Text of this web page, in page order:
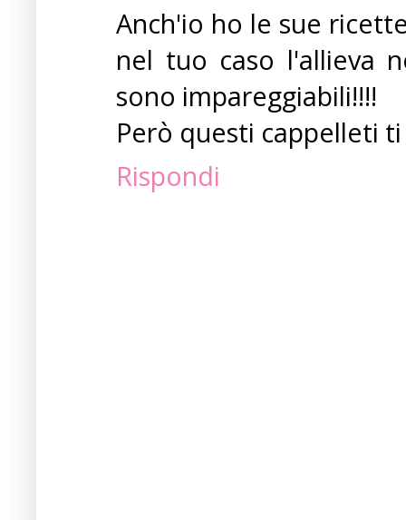
Anch'io ho le sue
nel tuo caso l'allieva
sono impareggiabili!!!!
Però questi cappelleti
Rispondi